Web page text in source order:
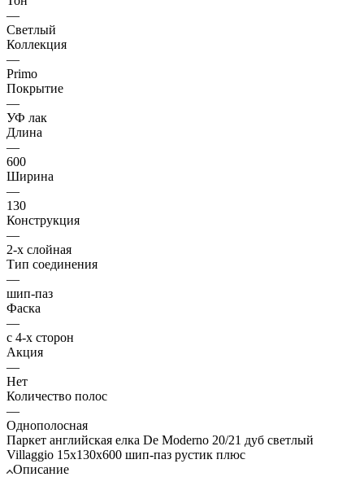
—
Светлый
Коллекция
—
Primo
Покрытие
—
УФ лак
Длина
—
600
Ширина
—
130
Конструкция
—
2-х слойная
Тип соединения
—
шип-паз
Фаска
—
с 4-х сторон
Акция
—
Нет
Количество полос
—
Однополосная
Паркет английская елка De Moderno 20/21 дуб светлый
Villaggio 15х130х600 шип-паз рустик плюс
Описание